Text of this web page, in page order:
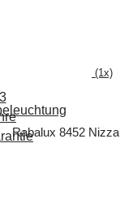
(1x)
Rabalux 8452 Nizza